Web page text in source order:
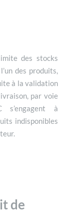
des stocks
des produits,
à la validation
par voie
s’engagent à
indisponibles
de